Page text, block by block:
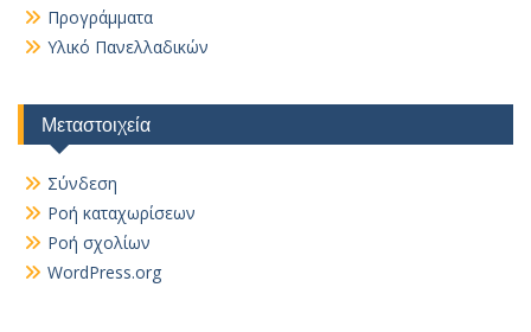
Προγράμματα
Υλικό Πανελλαδικών
Μεταστοιχεία
Σύνδεση
Ροή καταχωρίσεων
Ροή σχολίων
WordPress.org